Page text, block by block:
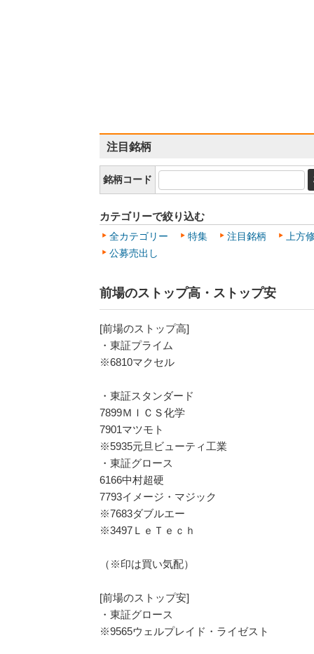
注目銘柄
銘柄コード
カテゴリーで絞り込む
全カテゴリー 特集 注目銘柄 上方
公募売出し
前場のストップ高・ストップ安
[前場のストップ高]
・東証プライム
※6810マクセル
・東証スタンダード
7899ＭＩＣＳ化学
7901マツモト
※5935元旦ビューティ工業
・東証グロース
6166中村超硬
7793イメージ・マジック
※7683ダブルエー
※3497ＬｅＴｅｃｈ
（※印は買い気配）
[前場のストップ安]
・東証グロース
※9565ウェルプレイド・ライゼスト